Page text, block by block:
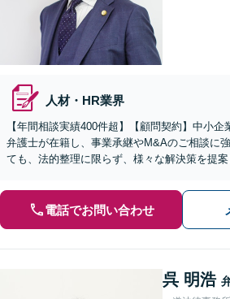
人材・HR業界
【年間相談実績400件超】【顧問契約】中小
弁護士が在籍し、事業承継やM&Aのご相談に
ても、法的整理に限らず、様々な解決策を提
電話でお問い合わせ
呉 明浩